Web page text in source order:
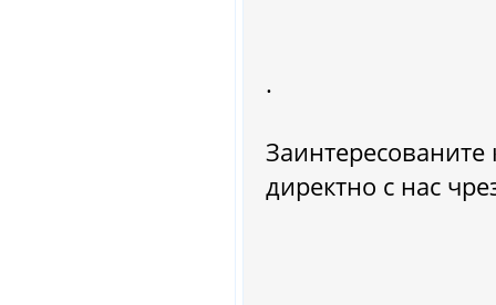
.
Заинтересованите
директно с нас